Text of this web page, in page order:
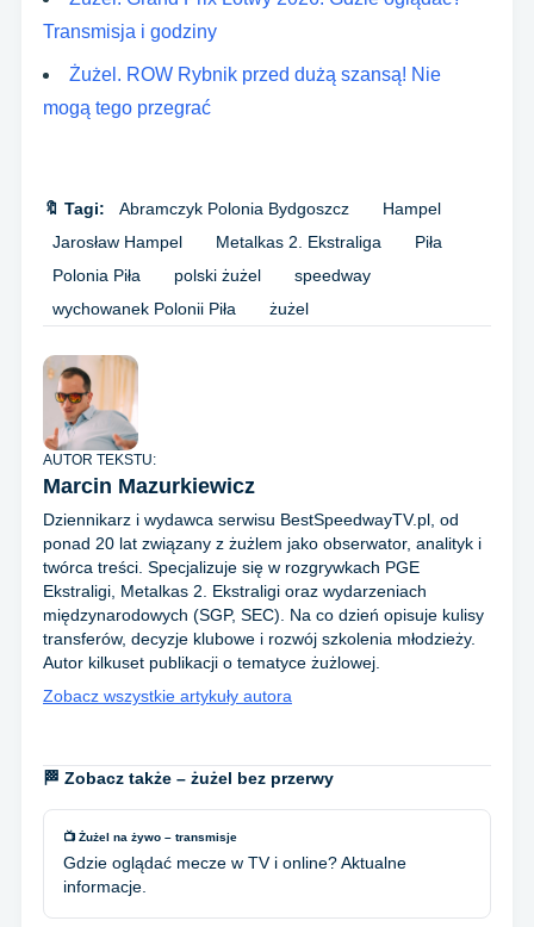
Transmisja i godziny
Żużel. ROW Rybnik przed dużą szansą! Nie
mogą tego przegrać
🔖 Tagi: Abramczyk Polonia Bydgoszcz
Hampel
Jarosław Hampel
Metalkas 2. Ekstraliga
Piła
Polonia Piła
polski żużel
speedway
wychowanek Polonii Piła
żużel
AUTOR TEKSTU:
Marcin Mazurkiewicz
Dziennikarz i wydawca serwisu BestSpeedwayTV.pl, od
ponad 20 lat związany z żużlem jako obserwator, analityk i
twórca treści. Specjalizuje się w rozgrywkach PGE
Ekstraligi, Metalkas 2. Ekstraligi oraz wydarzeniach
międzynarodowych (SGP, SEC). Na co dzień opisuje kulisy
transferów, decyzje klubowe i rozwój szkolenia młodzieży.
Autor kilkuset publikacji o tematyce żużlowej.
Zobacz wszystkie artykuły autora
🏁 Zobacz także – żużel bez przerwy
📺 Żużel na żywo – transmisje
Gdzie oglądać mecze w TV i online? Aktualne
informacje.